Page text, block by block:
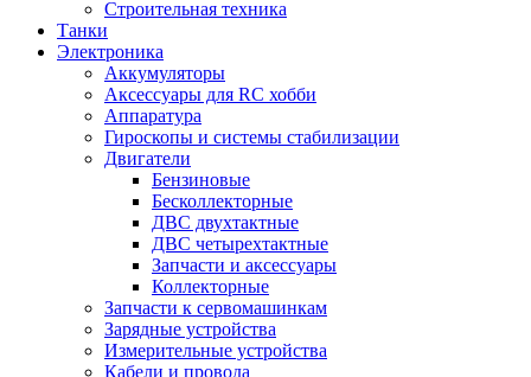
Строительная техника
Танки
Электроника
Аккумуляторы
Аксессуары для RC хобби
Аппаратура
Гироскопы и системы стабилизации
Двигатели
Бензиновые
Бесколлекторные
ДВС двухтактные
ДВС четырехтактные
Запчасти и аксессуары
Коллекторные
Запчасти к сервомашинкам
Зарядные устройства
Измерительные устройства
Кабели и провода